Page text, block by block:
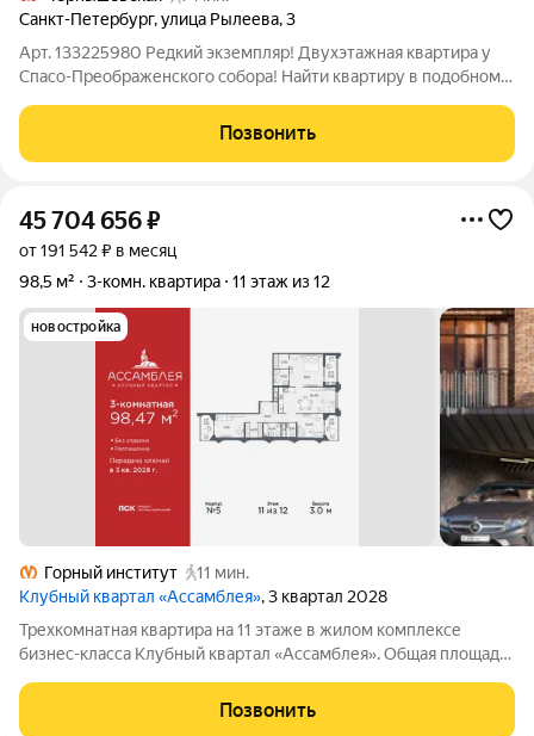
Санкт-Петербург,улица Рылеева,3
Арт. 133225980 Редкий экземпляр! Двухэтажная квартира у
Спасо-Преображенского собора! Найти квартиру в подобном
желаемых районов для жизни в Петербурге. Дом расположен
у Спасо-Преображенского собора
Позвонить
45 704 656₽
от 191 542 ₽ в месяц
98,5 м²
3-комн. квартира 11 этаж из 12
новостройка
Горный институт
11 мин.
Клубный квартал «Ассамблея», 3 квартал 2028
Трехкомнатная квартира на 11 этаже в жилом комплексе
бизнес-класса Клубный квартал «Ассамблея». Общая площадь:
просторной кухни-столовой: 24.02 кв.м. Квартира -
распашонка, без проходных
Позвонить